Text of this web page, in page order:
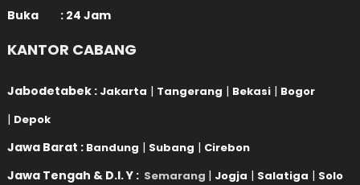
Buka : 24 Jam
KANTOR CABANG
Jabodetabek : Jakarta | Tangerang | Bekasi | Bogor
| Depok
Jawa Barat : Bandung | Subang | Cirebon
Jawa Tengah & D.I. Y : Semarang | Jogja | Salatiga | Solo